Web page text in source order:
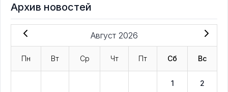
Архив новостей
Август 2026
Пн Вт Ср Чт Пт Сб Вс
1 2